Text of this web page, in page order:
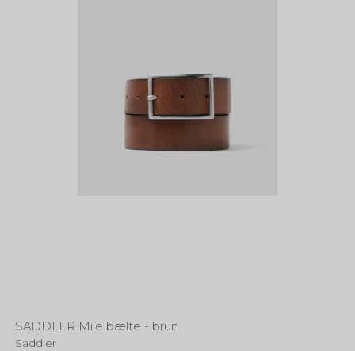
SADDLER Mile bælte - brun
Saddler